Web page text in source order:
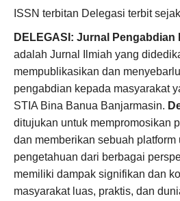
ISSN terbitan Delegasi terbit
DELEGASI: Jurnal Pengabdian
adalah Jurnal Ilmiah yang
mempublikasikan dan
pengabdian kepada masyarakat
STIA Bina Banua Banjarmasin.
ditujukan untuk mempromosikan
dan memberikan sebuah platform
pengetahuan dari berbagai
memiliki dampak signifikan dan
masyarakat luas, praktis, dan